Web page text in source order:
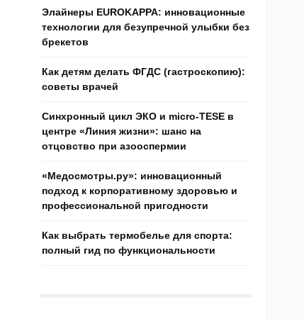
Элайнеры EUROKAPPA: инновационные
технологии для безупречной улыбки без
брекетов
Как детям делать ФГДС (гастроскопию):
советы врачей
Синхронный цикл ЭКО и micro-TESE в
центре «Линия жизни»: шанс на
отцовство при азооспермии
«Медосмотры.ру»: инновационный
подход к корпоративному здоровью и
профессиональной пригодности
Как выбрать термобелье для спорта:
полный гид по функциональности